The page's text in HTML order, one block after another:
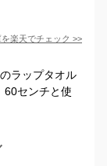
楽天でチェック >>
ラップタオル
60センチと使